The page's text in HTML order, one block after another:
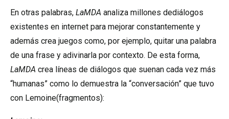
En otras palabras, LaMDA analiza millones dediálogos
existentes en internet para mejorar constantemente y
además crea juegos como, por ejemplo, quitar una palabra
de una frase y adivinarla por contexto. De esta forma,
LaMDA crea líneas de diálogos que suenan cada vez más
“humanas” como lo demuestra la “conversación” que tuvo
con Lemoine(fragmentos):